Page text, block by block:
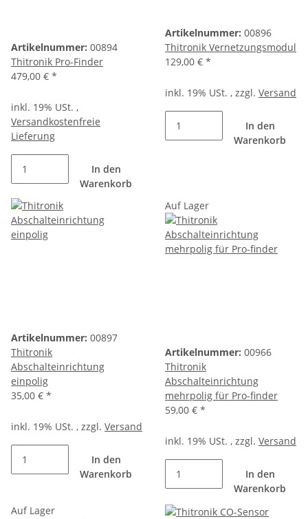
Artikelnummer: 00894
Thitronik Pro-Finder
479,00 € *
inkl. 19% USt. ,
Versandkostenfreie
Lieferung
In den
Warenkorb
Artikelnummer: 00896
Thitronik Vernetzungsmodul
129,00 € *
inkl. 19% USt. , zzgl. Versand
In den
Warenkorb
Artikelnummer: 00897
Thitronik
Abschalteinrichtung
einpolig
35,00 € *
inkl. 19% USt. , zzgl. Versand
In den
Warenkorb
Auf Lager
Artikelnummer: 00966
Thitronik
Abschalteinrichtung
mehrpolig für Pro-finder
59,00 € *
inkl. 19% USt. , zzgl. Versand
In den
Warenkorb
Auf Lager